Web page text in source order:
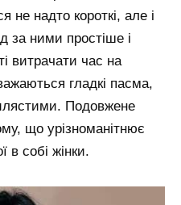
не надто короткі, але і
за ними простіше і
витрачати час на
гладкі пасма,
Подовжене
що урізноманітнює
в собі жінки.